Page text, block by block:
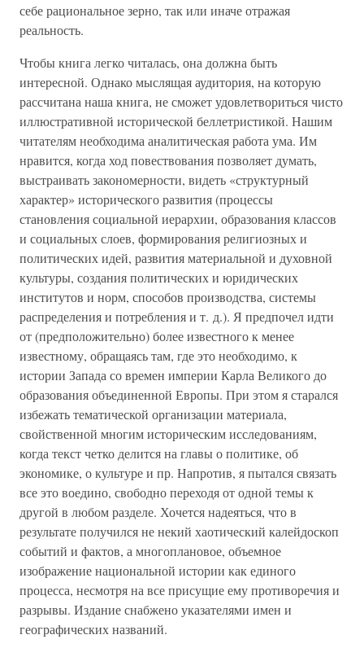
себе рациональное зерно, так или иначе отражая
реальность.
Чтобы книга легко читалась, она должна быть
интересной. Однако мыслящая аудитория, на которую
рассчитана наша книга, не сможет удовлетвориться чисто
иллюстративной исторической беллетристикой. Нашим
читателям необходима аналитическая работа ума. Им
нравится, когда ход повествования позволяет думать,
выстраивать закономерности, видеть «структурный
характер» исторического развития (процессы
становления социальной иерархии, образования классов
и социальных слоев, формирования религиозных и
политических идей, развития материальной и духовной
культуры, создания политических и юридических
институтов и норм, способов производства, системы
распределения и потребления и т. д.). Я предпочел идти
от (предположительно) более известного к менее
известному, обращаясь там, где это необходимо, к
истории Запада со времен империи Карла Великого до
образования объединенной Европы. При этом я старался
избежать тематической организации материала,
свойственной многим историческим исследованиям,
когда текст четко делится на главы о политике, об
экономике, о культуре и пр. Напротив, я пытался связать
все это воедино, свободно переходя от одной темы к
другой в любом разделе. Хочется надеяться, что в
результате получился не некий хаотический калейдоскоп
событий и фактов, а многоплановое, объемное
изображение национальной истории как единого
процесса, несмотря на все присущие ему противоречия и
разрывы. Издание снабжено указателями имен и
географических названий.